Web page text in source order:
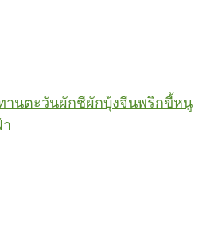
านตะวันผักชีผักบุ้งจีนพริกขี้หนู